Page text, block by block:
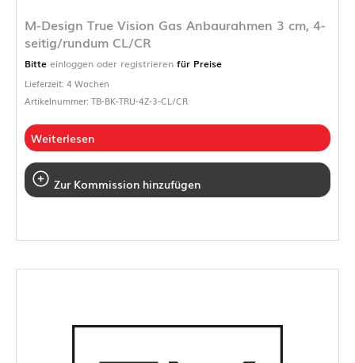
M-Design True Vision Gas Anbaurahmen 3 cm, 4-
seitig/rundum CL/CR
Bitte einloggen oder registrieren für Preise
Lieferzeit: 4 Wochen
Artikelnummer: TB-BK-TRU-4Z-3-CL/CR
Weiterlesen
Zur Kommission hinzufügen